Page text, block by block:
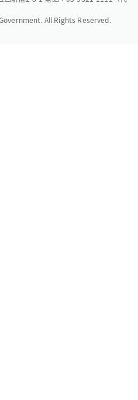
All Rights Reserved.